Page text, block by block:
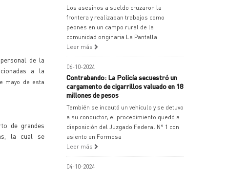
de la
a la
mayo de esta
de grandes
la cual se
Los asesinos a sueldo cruzaron la
frontera y realizaban trabajos como
peones en un campo rural de la
comunidad originaria La Pantalla
Leer más
06-10-2024
Contrabando: La Policía secuestró un
cargamento de cigarrillos valuado en 18
millones de pesos
También se incautó un vehículo y se detuvo
a su conductor; el procedimiento quedó a
disposición del Juzgado Federal N° 1 con
asiento en Formosa
Leer más
04-10-2024